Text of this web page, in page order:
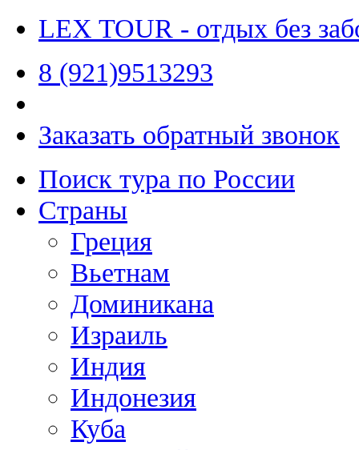
LEX TOUR - отдых без
8 (921)9513293
Заказать обратный звонок
Поиск тура по России
Страны
Греция
Вьетнам
Доминикана
Израиль
Индия
Индонезия
Куба